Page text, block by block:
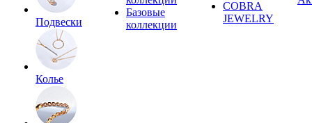
Подвески
Колье
Базовые
коллекции
COBRA
JEWELRY